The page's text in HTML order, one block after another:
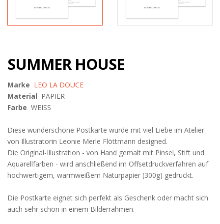
SUMMER HOUSE
Marke LEO LA DOUCE
Material PAPIER
Farbe WEISS
Diese wunderschöne Postkarte wurde mit viel Liebe im Atelier
von Illustratorin Leonie Merle Flöttmann designed.
Die Original-Illustration - von Hand gemalt mit Pinsel, Stift und
Aquarellfarben - wird anschließend im Offsetdruckverfahren auf
hochwertigem, warmweißem Naturpapier (300g) gedruckt.
Die Postkarte eignet sich perfekt als Geschenk oder macht sich
auch sehr schön in einem Bilderrahmen.